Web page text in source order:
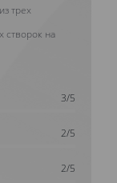
трех
створок на
3/5
2/5
2/5